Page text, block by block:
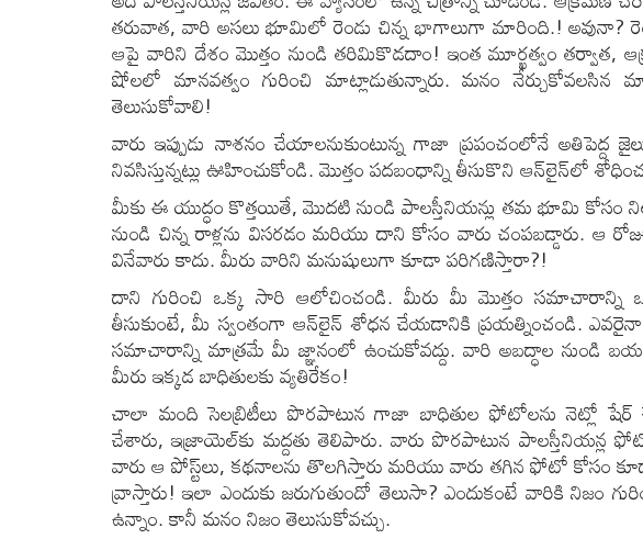
తరువాత, వారి అసలు భూమిలో రెండు చిన్న భాగాలుగా మారింది.! అవునా?
ఆపై వారిని దేశం మొత్తం నుండి తరిమికొడదాం! ఇంత మూర్ఖత్వం తర్వాత,
షోలలో మానవత్వం గురించి మాట్లాడుతున్నారు. మనం
తెలుసుకోవాలి!
వారు ఇప్పుడు నాశనం చేయాలనుకుంటున్న గాజా ప్రపంచంలోనే అతిపెద్ద
నివసిస్తున్నట్లు ఊహించుకోండి. మొత్తం పదబంధాన్ని తీసుకొని ఆన్‌లైన్‌లో
మీకు ఈ యుద్ధం కొత్తయితే, మొదటి నుండి పాలస్తీనియన్లు తమ భూమి కోసం
నుండి చిన్న రాళ్లను విసరడం మరియు దాని కోసం వారు చంపబడ్డారు. ఆ
వినేవారు కాదు. మీరు వారిని మనుషులుగా కూడా పరిగణిస్తారా?!
దాని గురించి ఒక్క సారి ఆలోచించండి. మీరు మీ మొత్తం సమాచారాన్ని
తీసుకుంటే, మీ స్వంతంగా ఆన్‌లైన్ శోధన చేయడానికి ప్రయత్నించండి. ఎవరైనా
సమాచారాన్ని మాత్రమే మీ జ్ఞానంలో ఉంచుకోవద్దు. వారి అబద్ధాల నుండి
మీరు ఇక్కడ బాధితులకు వ్యతిరేకం!
చాలా మంది సెలబ్రిటీలు పొరపాటున గాజా బాధితుల ఫోటోలను నెట్లో షేర్
చేశారు, ఇజ్రాయెల్‌కు మద్దతు తెలిపారు. వారు పొరపాటున పాలస్తీనియన్ల
వారు ఆ పోస్ట్‌లు, కథనాలను తొలగిస్తారు మరియు వారు తగిన ఫోటో కోసం
వ్రాస్తారు! ఇలా ఎందుకు జరుగుతుందో తెలుసా? ఎందుకంటే వారికి
ఉన్నాం. కానీ మనం నిజం తెలుసుకోవచ్చు.